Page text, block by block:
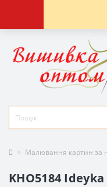
Малювання картин за
KHO5184